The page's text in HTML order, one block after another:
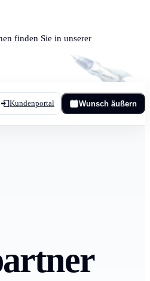
finden Sie in unserer
Kundenportal Wunsch äußern